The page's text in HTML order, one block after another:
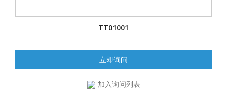
TT01001
立即询问
加入询问列表